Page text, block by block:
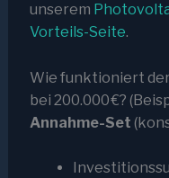
unserem
Vorteils-Seite.
Wie funktioniert
bei 200.000 €?
Annahme-Set